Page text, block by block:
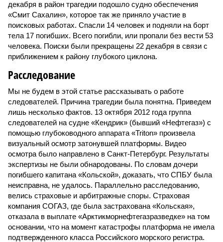
декабря в район трагедии подошло судно обеспечения
«Смит Сахалин», которое так же приняло участие в
поисковых работах. Спасли 14 человек и подняли на борт
тела 17 погибших. Всего погибли, или пропали без вести 53
человека. Поиски были прекращены 22 декабря в связи с
приближением к району глубокого циклона.
Расследование
Мы не будем в этой статье рассказывать о работе
следователей. Причина трагедии была понятна. Приведем
лишь несколько фактов. 13 октября 2012 года группа
следователей на судне «Кендрик» (бывший «Нефтегаз») с
помощью глубоководного аппарата «Triton» произвела
визуальный осмотр затонувшей платформы. Видео
осмотра было направлено в Санкт-Петербург. Результаты
экспертизы не были обнародованы. По словам дочери
погибшего капитана «Кольской», доказать, что СПБУ была
неисправна, не удалось. Параллельно расследованию,
велись страховые и арбитражные споры. Страховая
компания СОГАЗ, где была застрахована «Кольская»,
отказала в выплате «Арктикморнефтегазразведке» на том
основании, что на момент катастрофы платформа не имела
подтвержденного класса Российского морского регистра.